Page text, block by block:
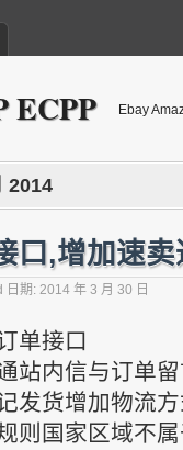
ECPP Ebay
2014
口,增加速
日期: 2014 年 3 月 30 日
单接口
站内信与订单
发货增加物流
则国家区域不